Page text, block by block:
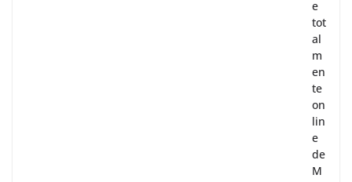
e
tot
al
m
en
te
on
lin
e
de
M